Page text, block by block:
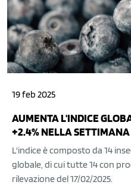
19 feb 2025
AUMENTA L'INDICE
+2.4% NELLA
L'indice è composto da 14
globale, di cui tutte 14 con
rilevazione del 17/02/2025.